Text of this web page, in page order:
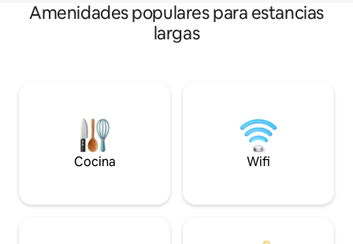
Amenidades populares para estancias
largas
Cocina Wifi